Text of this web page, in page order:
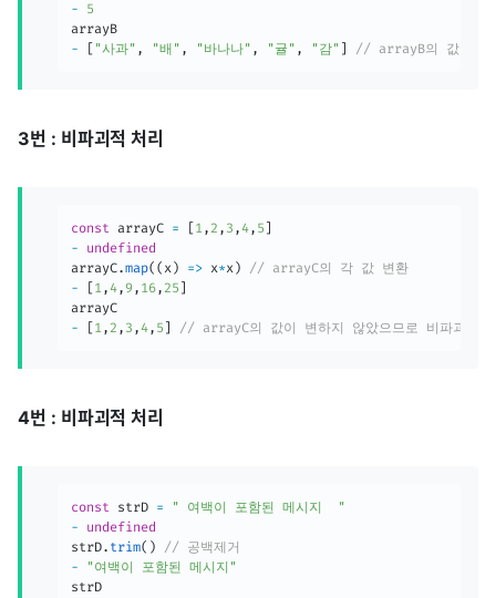
-
5
-
"사과" , "배" , "바나나" , "귤" , "감" // arrayB의 값이 변
3번 : 비파괴적 처리
const arrayC = 1, 2 , 3 , 4, 5
-
undefined
arrayC.map( ( x ) => x*x )
// arrayC의 각 값 변환
-
1, 4,9 , 16, 25
-
1, 2 , 3 , 4, 5 // arrayC의 값이 변하지 않았으므로 비파괴적
4번 : 비파괴적 처리
const strD =
" 여백이 포함된 메시지  "
-
undefined
strD. trim( )
// 공백제거
-
"여백이 포함된 메시지"